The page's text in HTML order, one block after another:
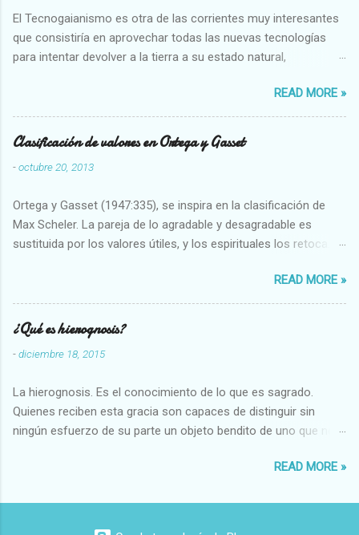
El Tecnogaianismo es otra de las corrientes muy interesantes
que consistiría en aprovechar todas las nuevas tecnologías
para intentar devolver a la tierra a su estado natural,
READ MORE »
Clasificación de valores en Ortega y Gasset
-octubre 20, 2013
Ortega y Gasset (1947:335), se inspira en la clasificación de
Max Scheler. La pareja de lo agradable y desagradable es
sustituida por los valores útiles, y los espirituales los retoca.
Abundante-Escaso,etc 2 VITALES Sano-Enfermo Selecto-
Vulgar Enérgico-Inerte Fuerte-Débil,etc. 3 ESPIRITUALES a)
Intelectuales Conocimiento-Error Exacto-Aproximado
Evidente-Probable,etc b) Morales Bueno-malo Bondadoso-
malvado Justo-Injusto Escrupuloso-Relajado Leal-Desleal,etc.
Armonioso-Inarmonioso 4 RELIGIOSOS Santo-Pr...
READ MORE »
¿Qué es hierognosis?
-diciembre 18, 2015
La hierognosis. Es el conocimiento de lo que es sagrado.
Quienes reciben esta gracia son capaces de distinguir sin
ningún esfuerzo de su parte un objeto bendito de uno que no
READ MORE »